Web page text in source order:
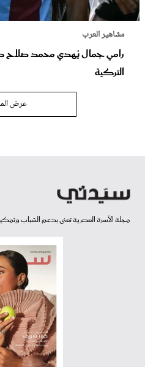
مشاهير العرب
رامي جمال يُهدي محمد صلاح
التركية
عرض
مجلة الأسرة العصرية تعنى بدعم الشباب